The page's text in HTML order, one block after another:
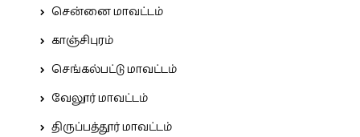
சென்னை மாவட்டம்
காஞ்சிபுரம்
செங்கல்பட்டு மாவட்டம்
வேலூர் மாவட்டம்
திருப்பத்தூர் மாவட்டம்